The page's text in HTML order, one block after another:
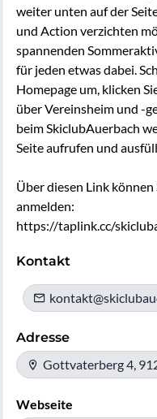
weiter unten auf der
und Action verzichten
spannenden
für jeden etwas dabei.
Homepage um, klicken
über Vereinsheim und -
beim SkiclubAuerbach
Seite aufrufen und
Über diesen Link
anmelden:
https://taplink.cc/
Kontakt
Adresse
Gottvaterberg 4,
Webseite